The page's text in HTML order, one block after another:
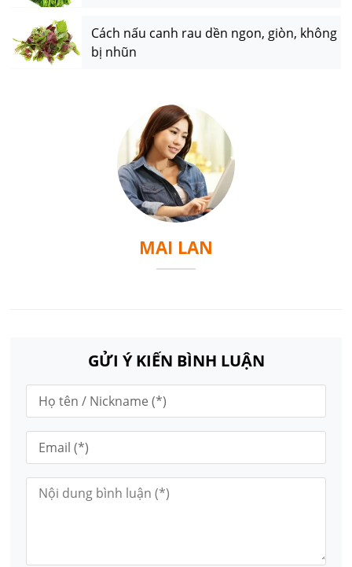
Cách nấu canh rau dền ngon, giòn, không
bị nhũn
MAI LAN
GỬI Ý KIẾN BÌNH LUẬN